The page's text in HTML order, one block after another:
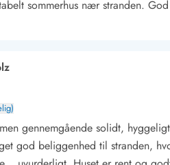
sommerhus nær stranden.
gennemgående solidt,
god beliggenhed til stranden,